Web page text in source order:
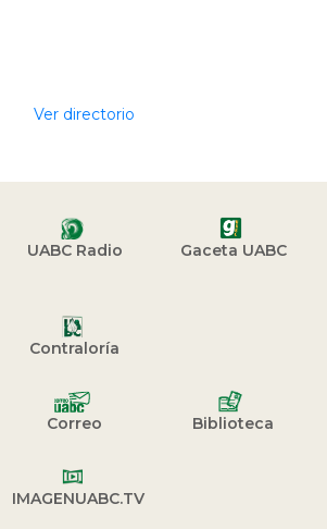
Ver directorio
UABC Radio Gaceta UABC
Contraloría
Correo Biblioteca
IMAGENUABC.TV